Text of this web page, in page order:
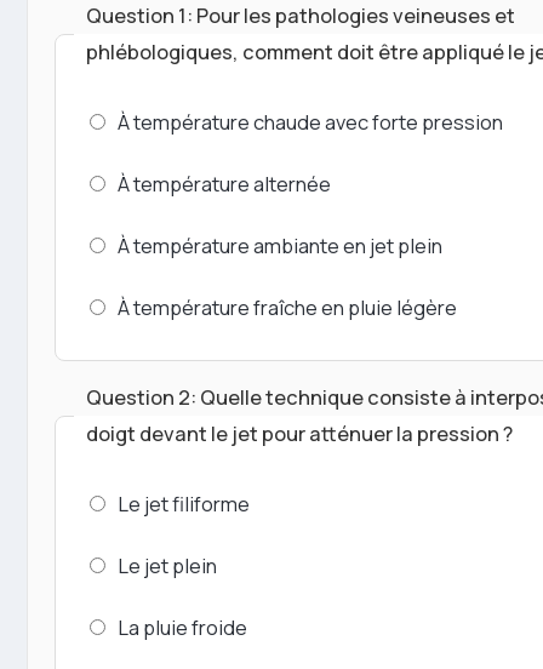
Question 1: Pour les pathologies veineuses et
phlébologiques, comment doit être appliqué le
À température chaude avec forte pression
À température alternée
À température ambiante en jet plein
À température fraîche en pluie légère
Question 2: Quelle technique consiste à
doigt devant le jet pour atténuer la pression ?
Le jet filiforme
Le jet plein
La pluie froide